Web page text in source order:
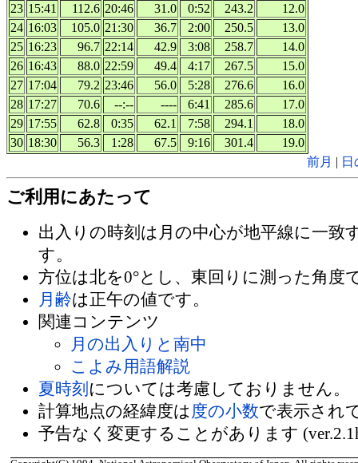
23 15:41 112.6 20:46 31.0 0:52 243.2
12.0
24 16:03 105.0 21:30 36.7 2:00 250.5
13.0
25 16:23 96.7 22:14 42.9 3:08 258.7
14.0
26 16:43 88.0 22:59 49.4 4:17 267.5
15.0
27 17:04 79.2 23:46 56.0 5:28 276.6
16.0
28 17:27 70.6 --:-- ---- 6:41 285.6
17.0
29 17:55 62.8 0:35 62.1 7:58 294.1
18.0
30 18:30 56.3 1:28 67.5 9:16 301.4
19.0
前月 |
ご利用にあたって
出入りの時刻は月の中心が地平線に一致
す。
方位は北を0°とし、東回りに測った角度
月齢は正午の値です。
関連コンテンツ
月の出入りと南中
こよみ用語解説
夏時刻 については考慮しておりません。
計算地点の経緯度は 度の小数で表示され
予告なく変更することがあります